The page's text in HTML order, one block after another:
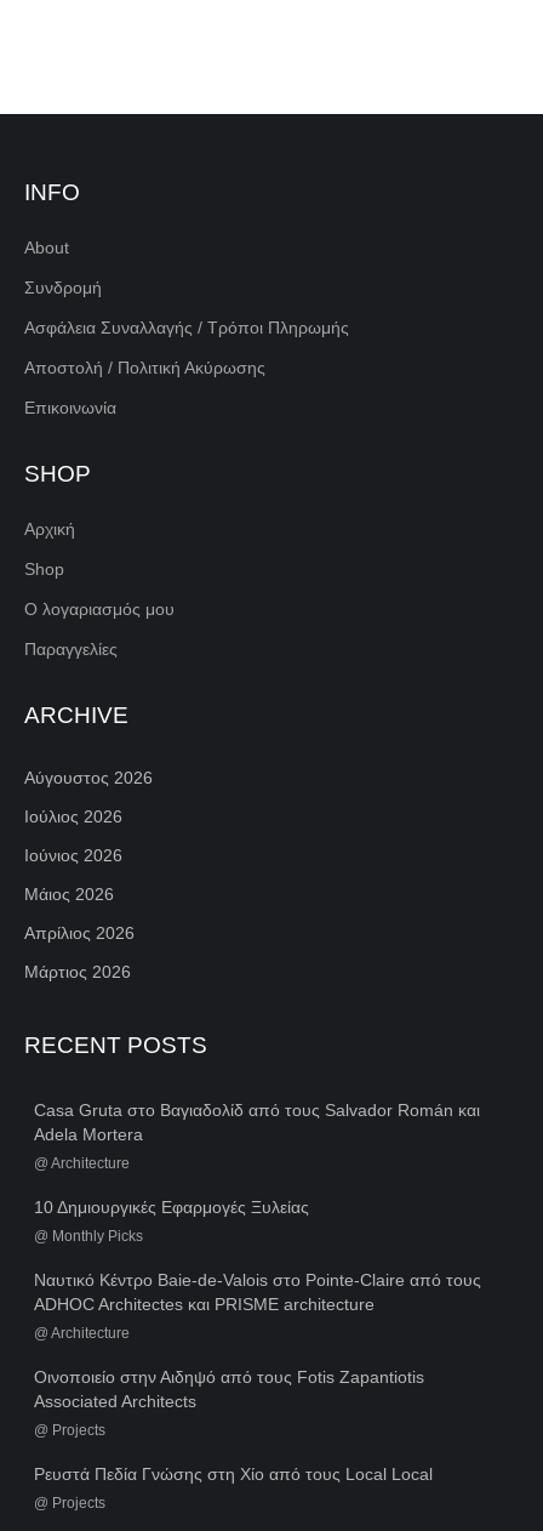
INFO
About
Συνδρομή
Ασφάλεια Συναλλαγής / Τρόποι Πληρωμής
Αποστολή / Πολιτική Ακύρωσης
Επικοινωνία
SHOP
Αρχική
Shop
Ο λογαριασμός μου
Παραγγελίες
ARCHIVE
Αύγουστος 2026
Ιούλιος 2026
Ιούνιος 2026
Μάιος 2026
Απρίλιος 2026
Μάρτιος 2026
RECENT POSTS
Casa Gruta στο Βαγιαδολίδ από τους Salvador Román και
Adela Mortera
@ Architecture
10 Δημιουργικές Εφαρμογές Ξυλείας
@ Monthly Picks
Ναυτικό Κέντρο Baie-de-Valois στο Pointe-Claire από τους
ADHOC Architectes και PRISME architecture
@ Architecture
Οινοποιείο στην Αιδηψό από τους Fotis Zapantiotis
Associated Architects
@ Projects
Ρευστά Πεδία Γνώσης στη Χίο από τους Local Local
@ Projects